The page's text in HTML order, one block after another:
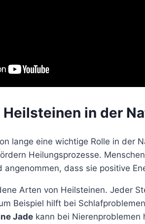
Heilsteinen in der
lange eine wichtige Rolle in der
Heilungsprozesse.
angenommen, dass sie positive
Arten von Heilsteinen. Jeder
Beispiel hilft bei
Jade kann bei Nierenproblemen